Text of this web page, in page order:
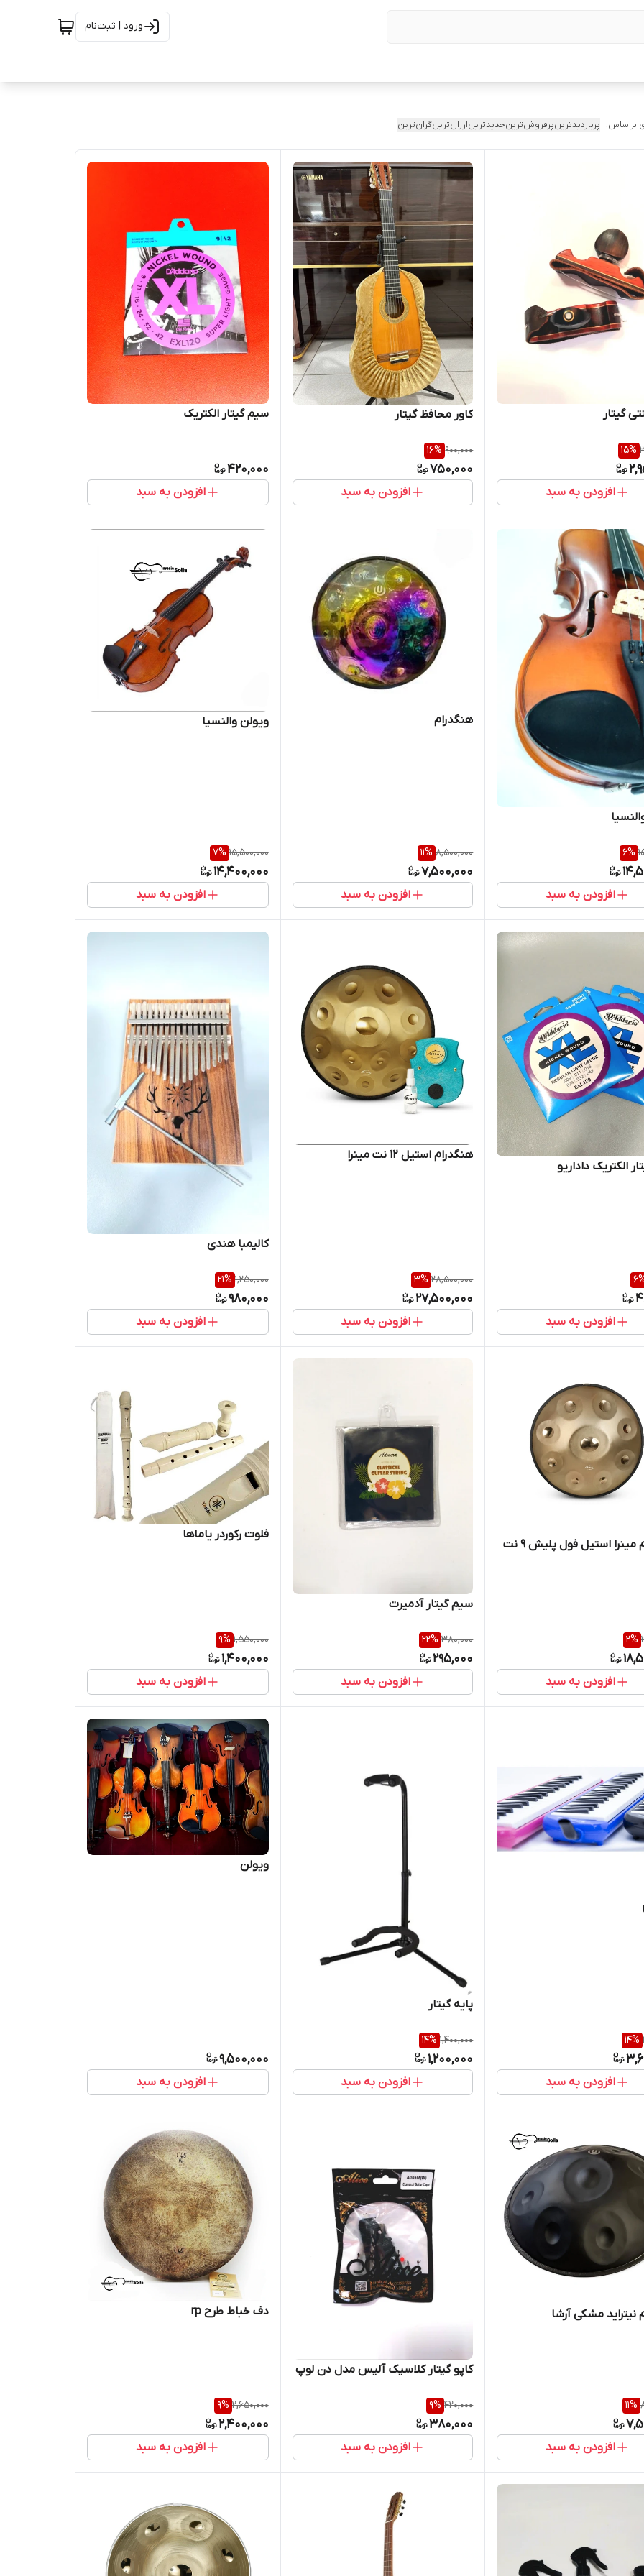
ورود | ثبت‌نام
براساس: پربازدیدترینپرفروش‌ترینجدیدترینارزان‌ترینگران‌ترین
گیتار
15%
افزودن به سبد
کاور محافظ گیتار
900,000
16%
750,000
افزودن به سبد
سیم گیتار الکتریک
420,000
افزودن به سبد
6%
افزودن به سبد
هنگدرام
8,500,000
11%
7,500,000
افزودن به سبد
ویولن والنسیا
15,500,000
7%
14,400,000
افزودن به سبد
الکتریک داداریو
6
افزودن به سبد
هنگدرام استیل ۱۲ نت مینرا
28,500,000
3%
27,500,000
افزودن به سبد
کالیمبا هندی
1,250,000
21%
980,000
افزودن به سبد
مینرا استیل فول پلیش ۹ نت
2%
افزودن به سبد
سیم گیتار آدمیرت
380,000
22%
295,000
افزودن به سبد
فلوت رکوردر یاماها
1,550,000
9%
1,400,000
افزودن به سبد
14%
افزودن به سبد
پایه گیتار
1,400,000
14%
1,200,000
افزودن به سبد
ویولن
9,500,000
افزودن به سبد
نیتراید مشکی آرشا
11%
افزودن به سبد
کاپو گیتار کلاسیک آلیس مدل دن لوپ
420,000
9%
380,000
افزودن به سبد
دف خباط طرح rp
2,650,000
9%
2,400,000
افزودن به سبد